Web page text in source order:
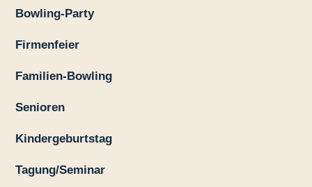
Bowling-Party
Firmenfeier
Familien-Bowling
Senioren
Kindergeburtstag
Tagung/Seminar